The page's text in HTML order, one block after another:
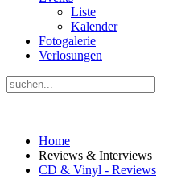
Liste
Kalender
Fotogalerie
Verlosungen
Home
Reviews & Interviews
CD & Vinyl - Reviews